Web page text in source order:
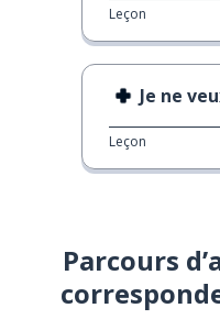
Leçon
Je ne
Leçon
Parcours